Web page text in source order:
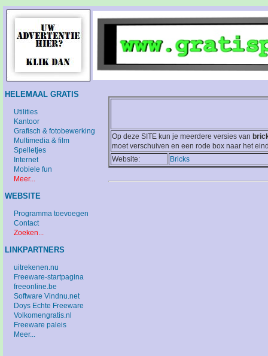
Op deze SITE kun je meerdere versies van
moet verschuiven en een rode box naar het
Website:
Bricks
HELEMAAL GRATIS
Utilities
Kantoor
Grafisch & fotobewerking
Multimedia & film
Spelletjes
Internet
Mobiele fun
Meer...
WEBSITE
Programma toevoegen
Contact
Zoeken...
LINKPARTNERS
uitrekenen.nu
Freeware-startpagina
freeonline.be
Software Vindnu.net
Doys Echte Freeware
Volkomengratis.nl
Freeware paleis
Meer...